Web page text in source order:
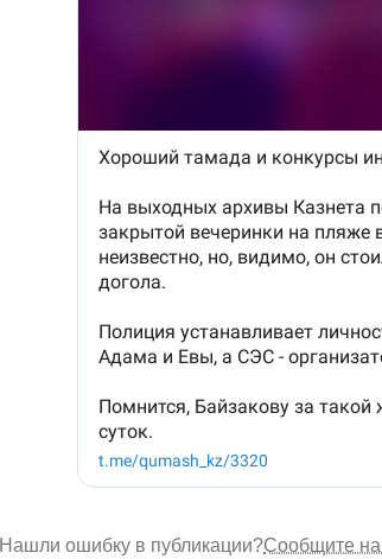
Нашли ошибку в публикации?Сообщите